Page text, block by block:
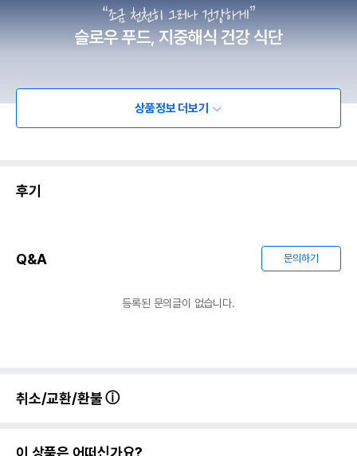
상품정보 더보기
후기
Q&A 문의하기
등록된 문의글이 없습니다.
취소/교환/환불
이 상품은 어떠신가요?